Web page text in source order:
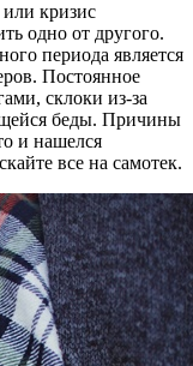
кризис
одно от другого.
периода является
Постоянное
склоки из-за
беды. Причины
и нашелся
все на самотек.